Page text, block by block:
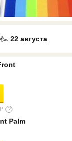
22 августа
?
Palm